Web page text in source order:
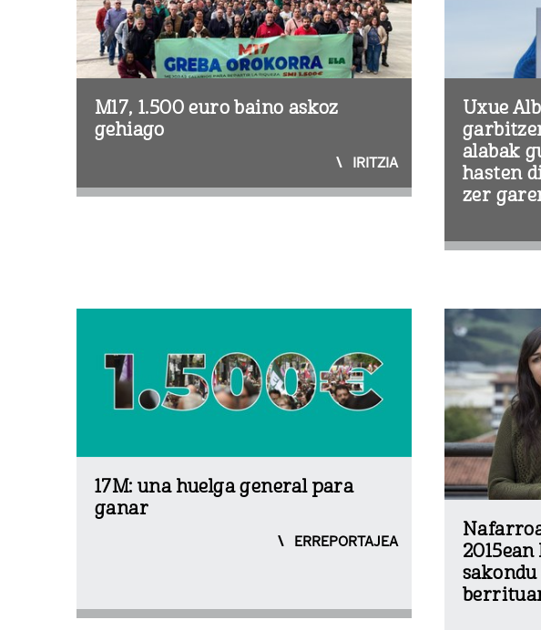
M17, 1.500 euro baino askoz
gehiago
IRITZIA
Uxue
alabak
hasten
zer
17M: una huelga general para
ganar
ERREPORTAJEA